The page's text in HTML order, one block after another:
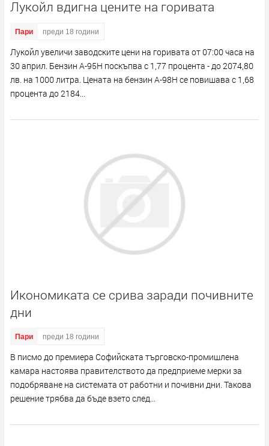
Лукойл вдигна цените на горивата
Пари преди 18 години
Лукойл увеличи заводските цени на горивата от 07:00 часа на
30 април. Бензин А-95Н поскъпва с 1,77 процента - до 2074,80
лв. на 1000 литра. Цената на бензин А-98Н се повишава с 1,68
процента до 2184...
Икономиката се срива заради почивните
дни
Пари преди 18 години
В писмо до премиера Софийската търговско-промишлена
камара настоява правителството да предприеме мерки за
подобряване на системата от работни и почивни дни. Такова
решение трябва да бъде взето след...